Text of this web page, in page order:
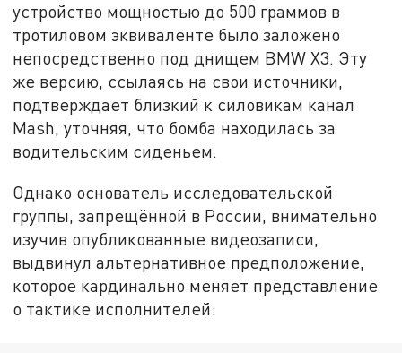
устройство мощностью до 500 граммов в
тротиловом эквиваленте было заложено
непосредственно под днищем BMW X3. Эту
же версию, ссылаясь на свои источники,
подтверждает близкий к силовикам канал
Mash, уточняя, что бомба находилась за
водительским сиденьем.
Однако основатель исследовательской
группы, запрещённой в России, внимательно
изучив опубликованные видеозаписи,
выдвинул альтернативное предположение,
которое кардинально меняет представление
о тактике исполнителей: